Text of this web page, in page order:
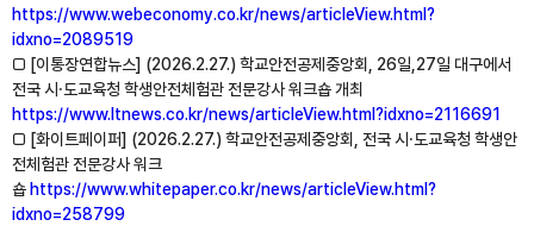
https://www.webeconomy.co.kr/news/articleView.html?
idxno=2089519
□ [이통장연합뉴스] (2026.2.27.) 학교안전공제중앙회, 26일,27일 대구에서
전국 시⸱도교육청 학생안전체험관 전문강사 워크숍 개최
https://www.ltnews.co.kr/news/articleView.html?idxno=2116691
□ [화이트페이퍼] (2026.2.27.) 학교안전공제중앙회, 전국 시⸱도교육청 학생안
전체험관 전문강사 워크
숍 https://www.whitepaper.co.kr/news/articleView.html?
idxno=258799